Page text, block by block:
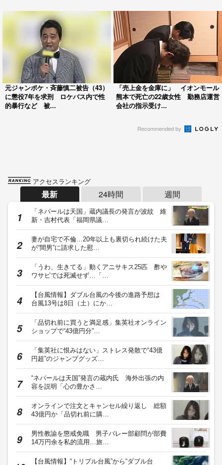
元ジャンポケ・斉藤慎二被告（43）
に懲役7年を求刑 ロケバス内で性
的暴行など 被...
「売上金を金庫に」 イオンモール
熊本で死亡の22歳女性 勤務店運営
会社の指示受け...
Recommended by
アクセスランキング
最新 24時間 週間
「ネパールは天国」蔵内議長の発言が波紋 維
新・吉村代表「福岡県議…
妻が自宅で不倫…20年以上も裏切られ続けた夫
が“間男”に請求した慰…
「うわ、生きてる」動くアニサキス25匹 酢や
ワサビでは死滅せず…「…
【台風情報】ダブル台風の今後の進路予想は
台風13号は8日（土）にか…
「品切れ前に買うと満足感」集英社オンライン
ショップで“43億円分”…
「集英社に恨みはない」ストレス発散で“43億
円超”のジャンプグッズ…
“ネパールは天国”発言の蔵内氏 海外出張の内
容を説明「心の豊かさ…
オンラインで注文とキャンセル繰り返し 総額
43億円か「品切れ前に購…
男性教諭を懲戒免職 男子バレー部顧問が部費
14万円余を私的流用…旅…
【台風情報】“トリプル台風”から“ダブル台